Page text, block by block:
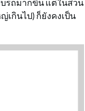
รถมากขึ้น แต่ในส่วน
กินไป) ก็ยังคงเป็น